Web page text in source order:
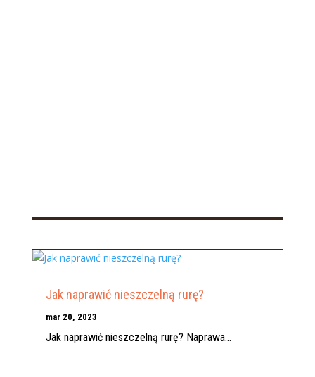
Jak naprawić nieszczelną rurę?
mar 20, 2023
Jak naprawić nieszczelną rurę? Naprawa...